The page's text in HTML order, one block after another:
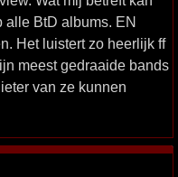
alle BtD albums. EN
Het luistert zo heerlijk ff
meest gedraaide bands
van ze kunnen